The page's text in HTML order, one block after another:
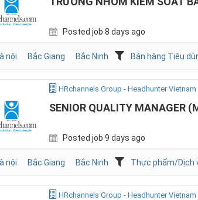
Posted job 8 days ago
nội Bắc Giang Bắc Ninh Bán hàng Tiêu
HRchannels Group - Headhunter Vietnam
SENIOR QUALITY MANAGER
Posted job 9 days ago
nội Bắc Giang Bắc Ninh Thực phẩm/Dịch
HRchannels Group - Headhunter Vietnam